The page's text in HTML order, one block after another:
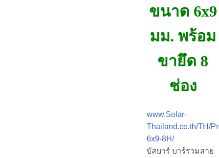
ขนาด 6x9
มม. พร้อม
ขายึด 8
ช่อง
www.Solar-
Thailand.co.th/TH/
6x9-8H/
บัสบาร์ บาร์รวมสาย